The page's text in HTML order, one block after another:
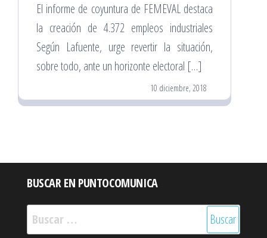
El informe de coyuntura de FEMEVAL destaca
la creación de 4.372 empleos industriales
Según Lafuente, urge revertir la situación,
sobre todo, ante un horizonte electoral […]
10 diciembre, 2018
BUSCAR EN PUNTOCOMUNICA
Buscar: